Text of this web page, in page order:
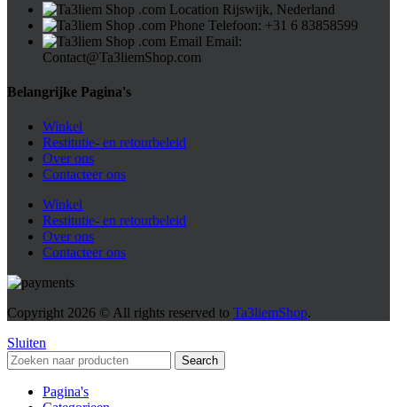
Rijswijk, Nederland
Telefoon: ⁦+31 6 83858599⁩
Email:
Contact@Ta3liemShop.com
Belangrijke Pagina's
Winkel
Restitutie- en retourbeleid
Over ons
Contacteer ons
Winkel
Restitutie- en retourbeleid
Over ons
Contacteer ons
Copyright 2026 © All rights reserved to Ta3liemShop.
Sluiten
Search
Pagina's